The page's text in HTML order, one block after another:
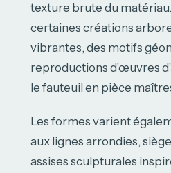
texture brute du matériau.
certaines créations
vibrantes, des motifs
reproductions d’œuvres
le fauteuil en pièce
Les formes varient
aux lignes arrondies,
assises sculpturales